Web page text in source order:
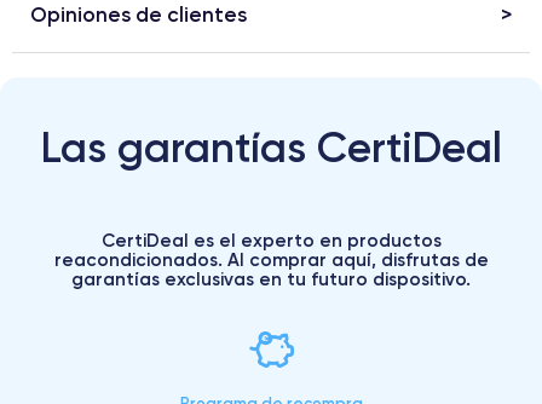
Opiniones de clientes
Las garantías CertiDeal
CertiDeal es el experto en productos
reacondicionados. Al comprar aquí, disfrutas de
garantías exclusivas en tu futuro dispositivo.